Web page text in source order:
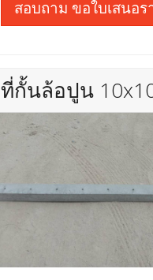
สอบถาม ขอใบเสนอร
ที่กั้นล้อปูน